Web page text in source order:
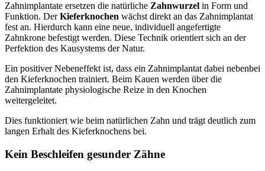
Zahnimplantate ersetzen die natürliche Zahnwurzel in Form und
Funktion. DerKieferknochen wächst direkt an das Zahnimplantat
fest an. Hierdurch kann eine neue, individuell angefertigte
Zahnkrone befestigt werden. Diese Technik orientiert sich an der
Perfektion des Kausystems der Natur.
Ein positiver Nebeneffekt ist, dass ein Zahnimplantat dabei nebenbei
den Kieferknochen trainiert. Beim Kauen werden über die
Zahnimplantate physiologische Reize in den Knochen
weitergeleitet.
Dies funktioniert wie beim natürlichen Zahn und trägt deutlich zum
langen Erhalt des Kieferknochens bei.
Kein Beschleifen gesunder Zähne